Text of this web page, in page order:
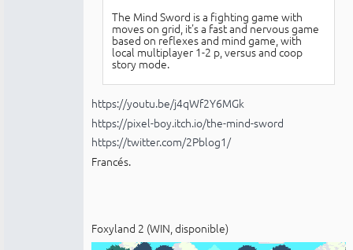
The Mind Sword is a fighting game with
moves on grid, it's a fast and nervous game
based on reflexes and mind game, with
local multiplayer 1-2 p, versus and coop
story mode.
https://youtu.be/j4qWf2Y6MGk
https://pixel-boy.itch.io/the-mind-sword
https://twitter.com/2Pblog1/
Francés.
Foxyland 2 (WIN, disponible)